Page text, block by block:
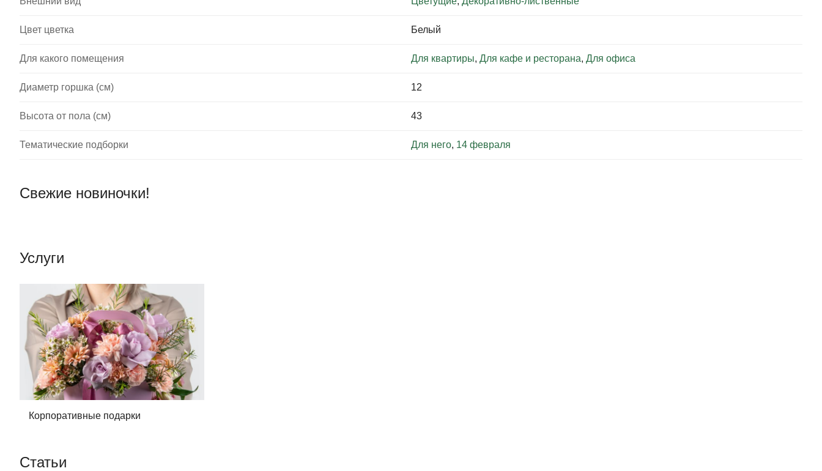
Цвет цветка Белый
Для какого помещения Для квартиры, Для кафе и ресторана, Для офиса
Диаметр горшка (см) 12
Высота от пола (см) 43
Тематические подборки Для него, 14 февраля
Свежие новиночки!
Услуги
Корпоративные подарки
Статьи